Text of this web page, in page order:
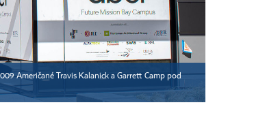
Američané Travis Kalanick a Garrett Camp pod